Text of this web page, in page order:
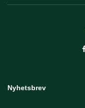
Nyhetsbrev